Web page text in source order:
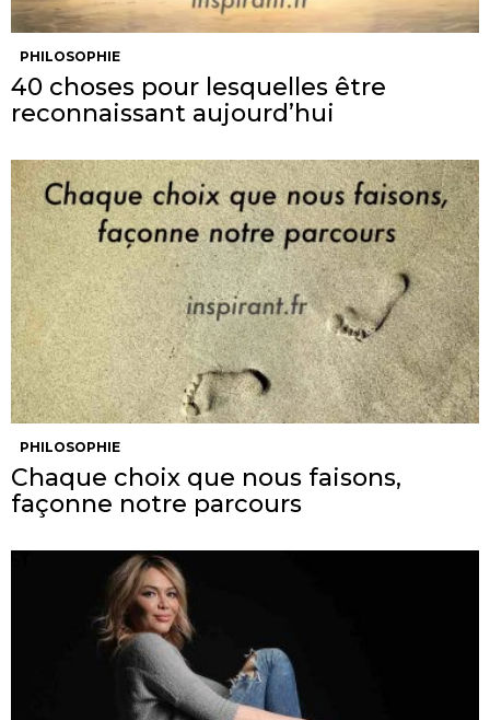
PHILOSOPHIE
40 choses pour lesquelles être
reconnaissant aujourd’hui
PHILOSOPHIE
Chaque choix que nous faisons,
façonne notre parcours